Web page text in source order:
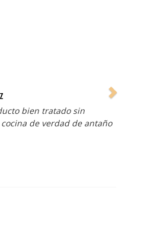
bien tratado sin
de verdad de antaño